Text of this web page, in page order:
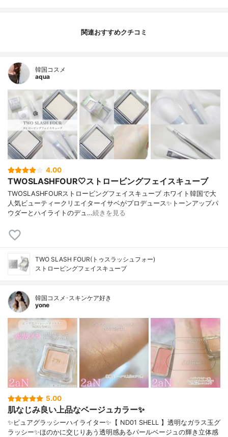
関連おすすめクチコミ
韓国コスメ
aqua
4.00
TWOSLASHFOUR🤍ストロービングフェイスキューブ
TWOSLASHFOURストロービングフェイスキューブ ホワイト韓国で大
人気ビューティークリエイターイサベがプロデュース✨トーンアップパ
ウダーとハイライトのデュ…続きを見る
TWO SLASH FOUR(トゥスラッシュフォー)
ストロービングフェイスキューブ
韓国コスメ･スキンケア好き
yone
5.00
肌なじみ良い上品なベージュカラー✨️
✨️ピュアグラッシーハイライター✨️【 ND01 SHELL 】透明なガラス玉グ
ラッシー✨️ほのかに交じりあう透明感あるパールベージュの輝き立体感